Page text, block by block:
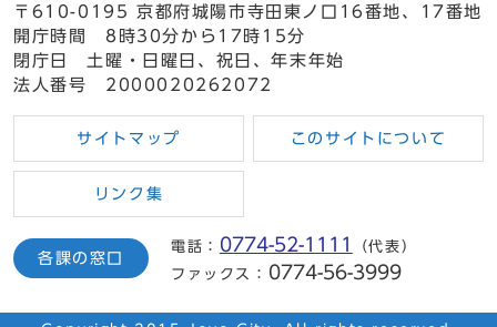
〒610-0195 京都府城陽市寺田東ノ口16番地、17番地
開庁時間 8時30分から17時15分
閉庁日 土曜・日曜日、祝日、年末年始
法人番号 2000020262072
サイトマップ このサイトについて
リンク集
各課の窓口
電話： 0774-52-1111
（代表）
ファックス：
0774-56-3999